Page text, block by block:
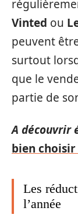
Vinted ou
peuvent
surtout
que le
partie de
A découvrir
bien
Les
l’année